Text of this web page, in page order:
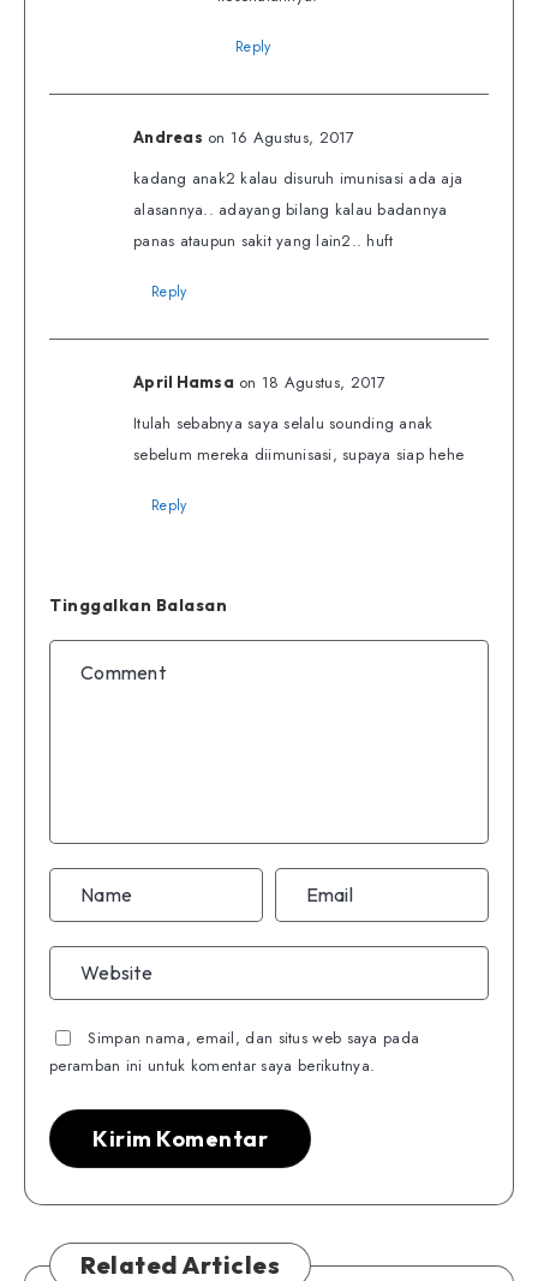
Reply
Andreas on 16 Agustus, 2017
kadang anak2 kalau disuruh imunisasi ada aja
alasannya.. adayang bilang kalau badannya
panas ataupun sakit yang lain2.. huft
Reply
April Hamsa on 18 Agustus, 2017
Itulah sebabnya saya selalu sounding anak
sebelum mereka diimunisasi, supaya siap hehe
Reply
Tinggalkan Balasan
Simpan nama, email, dan situs web saya pada
peramban ini untuk komentar saya berikutnya.
Related Articles